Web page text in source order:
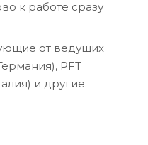
к работе сразу
от ведущих
PFT
и другие.